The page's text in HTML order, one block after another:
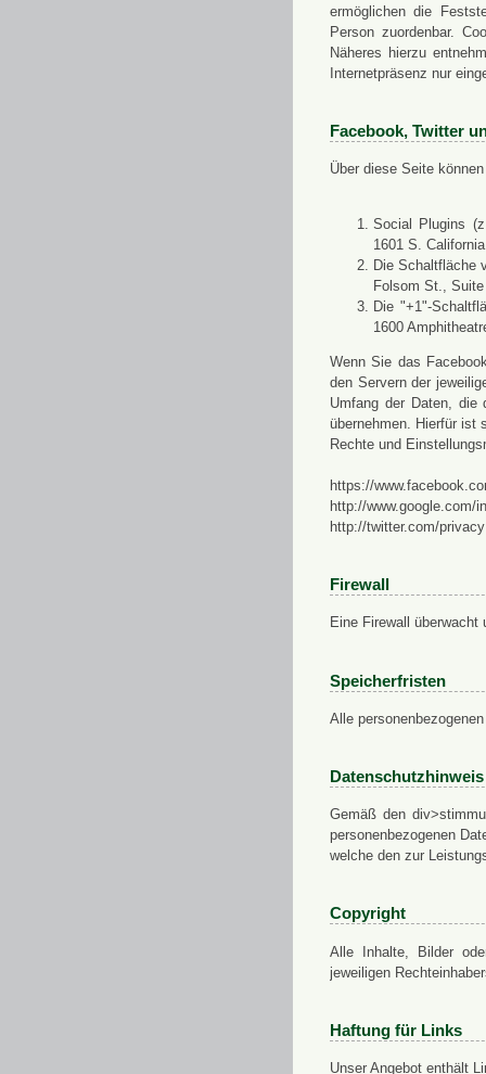
ermöglichen die
Person zuordenbar.
Näheres hierzu
Internetpräsenz nur
Facebook, Twitter
Über diese Seite
Social Plugins
1601 S.
Die Schaltfläche
Folsom St.,
Die "+1"-
1600
Wenn Sie das
den Servern der
Umfang der Daten, die
übernehmen. Hierfür ist
Rechte und
https://
http://www.google.com/
http://twitter.com/privacy
Firewall
Eine Firewall
Speicherfristen
Alle
Datenschutzhinweis
Gemäß den
personenbezogenen
welche den zur
Copyright
Alle Inhalte, Bilder
jeweiligen
Haftung für Links
Unser Angebot enthält